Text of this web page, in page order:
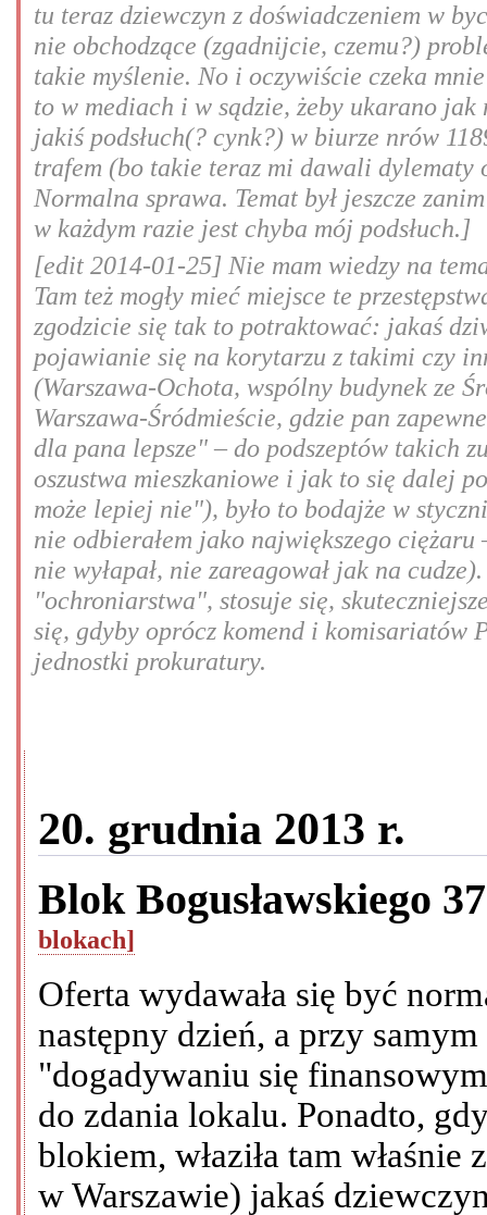
tu teraz dziewczyn z doświadczeniem w
nie obchodzące (zgadnijcie, czemu?)
takie myślenie. No i oczywiście czeka
to w mediach i w sądzie, żeby ukarano
jakiś podsłuch(? cynk?) w biurze nrów
trafem (bo takie teraz mi dawali dylematy
Normalna sprawa. Temat był jeszcze
w każdym razie jest chyba mój podsłuch.]
[edit 2014-01-25] Nie mam wiedzy na
Tam też mogły mieć miejsce te
zgodzicie się tak to potraktować: jakaś
pojawianie się na korytarzu z takimi czy
(Warszawa-Ochota, wspólny budynek ze
Warszawa-Śródmieście, gdzie pan
dla pana lepsze" – do podszeptów takich
oszustwa mieszkaniowe i jak to się dalej
może lepiej nie"), było to bodajże w
nie odbierałem jako największego
nie wyłapał, nie zareagował jak na
"ochroniarstwa", stosuje się,
się, gdyby oprócz komend i komisariatów
jednostki prokuratury.
20. grudnia 2013 r.
Blok Bogusławskiego
blokach]
Oferta wydawała się być
następny dzień, a przy
"dogadywaniu się
do zdania lokalu. Ponadto,
blokiem, właziła tam właśnie
w Warszawie) jakaś